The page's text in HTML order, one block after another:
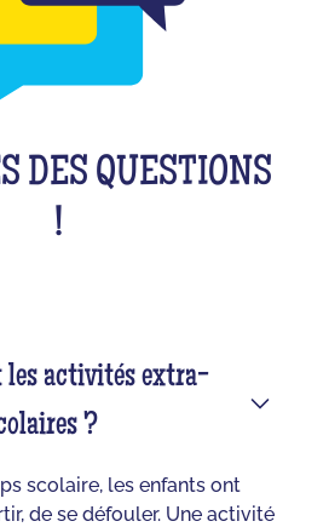
DES QUESTIONS
!
les activités extra-
?
scolaire, les enfants ont
de se défouler. Une activité